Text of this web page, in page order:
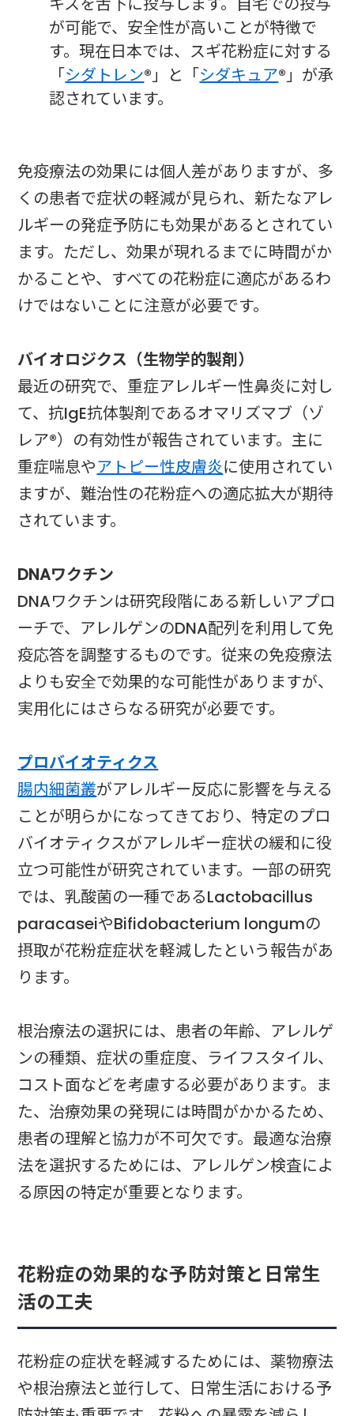
が可能で、安全性が高いことが特徴で
す。現在日本では、スギ花粉症に対する
「シダトレン®」と「シダキュア®」が承
認されています。
免疫療法の効果には個人差がありますが、多
くの患者で症状の軽減が見られ、新たなアレ
ルギーの発症予防にも効果があるとされてい
ます。ただし、効果が現れるまでに時間がか
かることや、すべての花粉症に適応があるわ
けではないことに注意が必要です。
バイオロジクス（生物学的製剤）
最近の研究で、重症アレルギー性鼻炎に対し
て、抗IgE抗体製剤であるオマリズマブ（ゾ
レア®）の有効性が報告されています。主に
重症喘息やアトピー性皮膚炎に使用されてい
ますが、難治性の花粉症への適応拡大が期待
されています。
DNAワクチン
DNAワクチンは研究段階にある新しいアプロ
ーチで、アレルゲンのDNA配列を利用して免
疫応答を調整するものです。従来の免疫療法
よりも安全で効果的な可能性がありますが、
実用化にはさらなる研究が必要です。
プロバイオティクス
腸内細菌叢がアレルギー反応に影響を与える
ことが明らかになってきており、特定のプロ
バイオティクスがアレルギー症状の緩和に役
立つ可能性が研究されています。一部の研究
では、乳酸菌の一種であるLactobacillus
paracaseiやBifidobacterium longumの
摂取が花粉症症状を軽減したという報告があ
ります。
根治療法の選択には、患者の年齢、アレルゲ
ンの種類、症状の重症度、ライフスタイル、
コスト面などを考慮する必要があります。ま
た、治療効果の発現には時間がかかるため、
患者の理解と協力が不可欠です。最適な治療
法を選択するためには、アレルゲン検査によ
る原因の特定が重要となります。
花粉症の効果的な予防対策と日常生
活の工夫
花粉症の症状を軽減するためには、薬物療法
や根治療法と並行して、日常生活における予